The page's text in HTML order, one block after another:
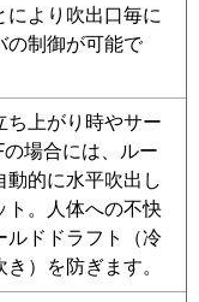
PKZ-
PKZ-ZRMP112K5
PKZ-
ZRMP112KL4
PKZ-
PKZ-
ZRMP112KL3
PKZ-
PKZ-
により吹出口毎に
の制御が可能で
ち上がり時やサー
の場合には、ルー
動的に水平吹出し
ト。人体への不快
ルドドラフト（冷
き）を防ぎます。